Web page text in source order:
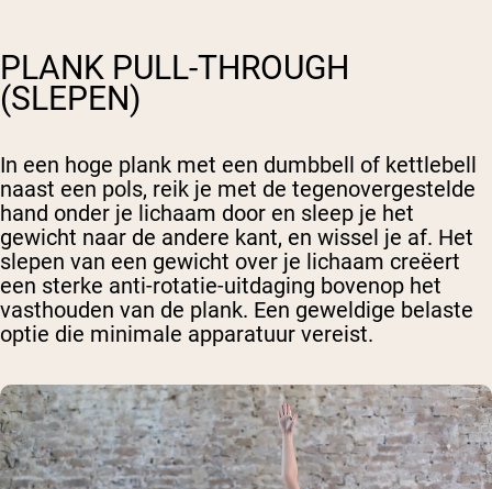
PLANK PULL-THROUGH
(SLEPEN)
In een hoge plank met een dumbbell of kettlebell
naast een pols, reik je met de tegenovergestelde
hand onder je lichaam door en sleep je het
gewicht naar de andere kant, en wissel je af. Het
slepen van een gewicht over je lichaam creëert
een sterke anti-rotatie-uitdaging bovenop het
vasthouden van de plank. Een geweldige belaste
optie die minimale apparatuur vereist.